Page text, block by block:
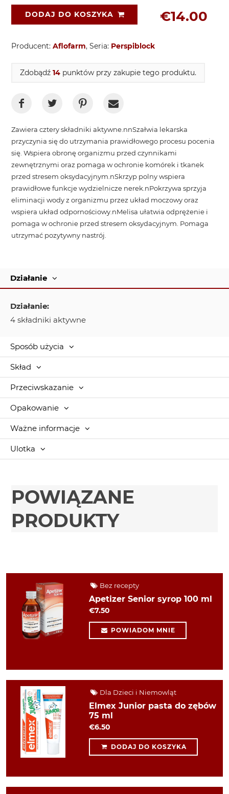
€14.00
DODAJ DO KOSZYKA
Producent: Aflofarm, Seria: Perspiblock
Zdobądź 14 punktów przy zakupie tego produktu.
Zawiera cztery składniki aktywne.nnSzałwia lekarska
przyczynia się do utrzymania prawidłowego procesu pocenia
się. Wspiera obronę organizmu przed czynnikami
zewnętrznymi oraz pomaga w ochronie komórek i tkanek
przed stresem oksydacyjnym.nSkrzyp polny wspiera
prawidłowe funkcje wydzielnicze nerek.nPokrzywa sprzyja
eliminacji wody z organizmu przez układ moczowy oraz
wspiera układ odpornościowy.nMelisa ułatwia odprężenie i
pomaga w ochronie przed stresem oksydacyjnym. Pomaga
utrzymać pozytywny nastrój.
Działanie
Działanie:
4 składniki aktywne
Sposób użycia
Skład
Przeciwskazanie
Opakowanie
Ważne informacje
Ulotka
POWIĄZANE
PRODUKTY
Bez recepty
Apetizer Senior syrop 100 ml
€7.50
POWIADOM MNIE
Dla Dzieci i Niemowląt
Elmex Junior pasta do zębów
75 ml
€6.50
DODAJ DO KOSZYKA